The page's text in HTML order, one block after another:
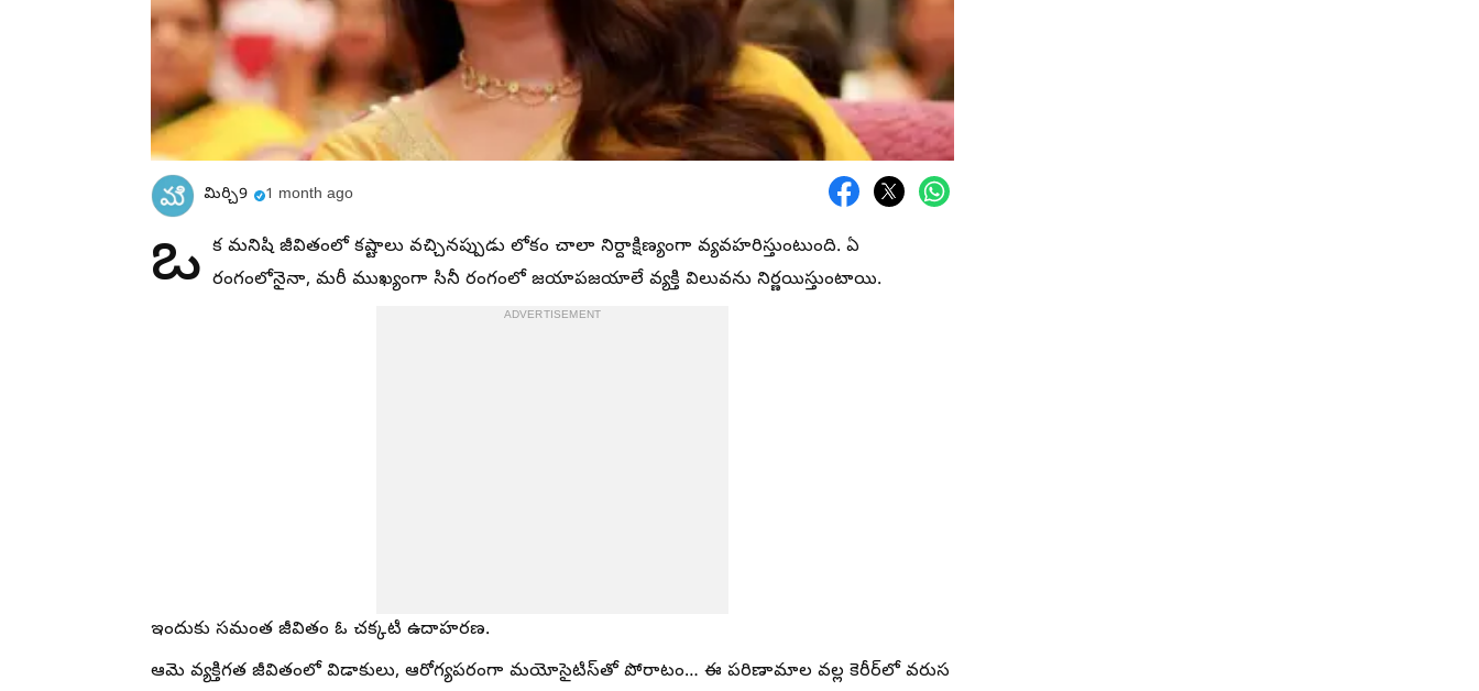
మిర్చి9 1 month ago
ఒ క మనిషి జీవితంలో కష్టాలు వచ్చినప్పుడు లోకం చాలా నిర్దాక్షిణ్యంగా వ్యవహరిస్తుంటుంది. ఏ
రంగంలోనైనా, మరీ ముఖ్యంగా సినీ రంగంలో జయాపజయాలే వ్యక్తి విలువను నిర్ణయిస్తుంటాయి.
ADVERTISEMENT
ఇందుకు సమంత జీవితం ఓ చక్కటి ఉదాహరణ.
ఆమె వ్యక్తిగత జీవితంలో విడాకులు, ఆరోగ్యపరంగా మయోసైటిస్‌తో పోరాటం… ఈ పరిణామాల వల్ల కెరీర్‌లో వరుస